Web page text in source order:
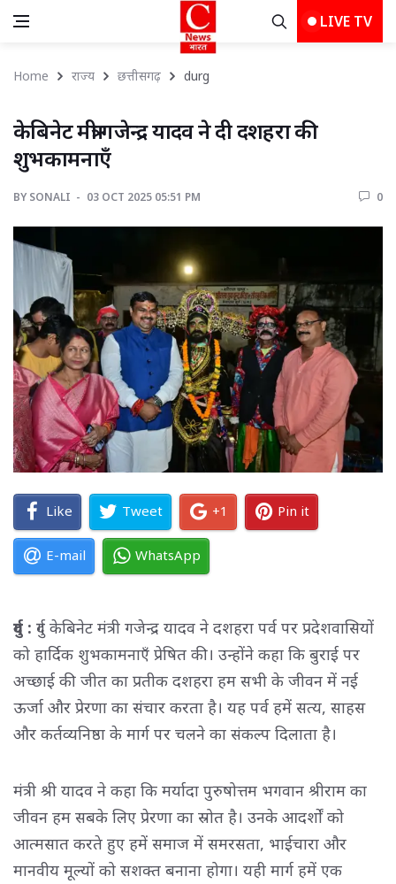
LIVE TV
Home राज्य छत्तीसगढ़ durg
केबिनेट मंत्री गजेन्द्र यादव ने दी दशहरा की
शुभकामनाएँ
BY SONALI 03 OCT 2025 05:51 PM 0
Like Tweet +1 Pin it
E-mail WhatsApp
दुर्ग : दुर्ग केबिनेट मंत्री गजेन्द्र यादव ने दशहरा पर्व पर प्रदेशवासियों
को हार्दिक शुभकामनाएँ प्रेषित की। उन्होंने कहा कि बुराई पर
अच्छाई की जीत का प्रतीक दशहरा हम सभी के जीवन में नई
ऊर्जा और प्रेरणा का संचार करता है। यह पर्व हमें सत्य, साहस
और कर्तव्यनिष्ठा के मार्ग पर चलने का संकल्प दिलाता है।
मंत्री श्री यादव ने कहा कि मर्यादा पुरुषोत्तम भगवान श्रीराम का
जीवन हम सबके लिए प्रेरणा का स्रोत है। उनके आदर्शों को
आत्मसात करते हुए हमें समाज में समरसता, भाईचारा और
मानवीय मूल्यों को सशक्त बनाना होगा। यही मार्ग हमें एक